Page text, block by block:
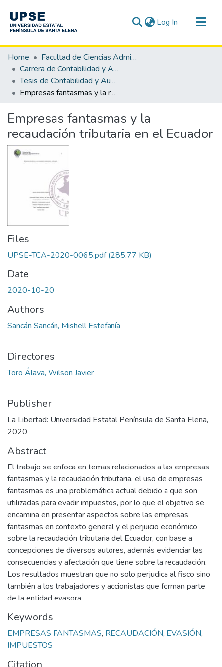
Log In (current)
Communities & Collections
All of DSpace
Statistics
Home
Facultad de Ciencias Administrativas
Carrera de Contabilidad y Auditoría
Tesis de Contabilidad y Auditoría
Empresas fantasmas y la recaudación tributaria en el Ecuador
Empresas fantasmas y la
recaudación tributaria en el Ecuador
Files
UPSE-TCA-2020-0065.pdf(285.77 KB)
Date
2020-10-20
Authors
Sancán Sancán, Mishell Estefanía
Directores
Toro Álava, Wilson Javier
Publisher
La Libertad: Universidad Estatal Península de Santa Elena,
2020
Abstract
El trabajo se enfoca en temas relacionados a las empresas
fantasmas y la recaudación tributaria, el uso de empresas
fantasmas es una problemática actual debido a que son
utilizadas para evadir impuestos, por lo que el objetivo se
encamina en presentar aspectos sobre las empresas
fantasmas en contexto general y el perjuicio económico
sobre la recaudación tributaria del Ecuador, con base a
concepciones de diversos autores, además evidenciar las
consecuencias y afectación que tiene sobre la recaudación.
Los resultados muestran que no solo perjudica al fisco sino
también a los trabajadores y accionistas que forman parte
de la entidad evasora.
Keywords
EMPRESAS FANTASMAS, RECAUDACIÓN, EVASIÓN,
IMPUESTOS
Citation